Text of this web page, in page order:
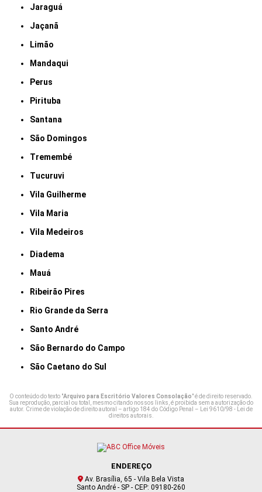
Jaraguá
Jaçanã
Limão
Mandaqui
Perus
Pirituba
Santana
São Domingos
Tremembé
Tucuruvi
Vila Guilherme
Vila Maria
Vila Medeiros
Diadema
Mauá
Ribeirão Pires
Rio Grande da Serra
Santo André
São Bernardo do Campo
São Caetano do Sul
O conteúdo do texto "Arquivo para Escritório Valores Consolação" é de direito reservado.
Sua reprodução, parcial ou total, mesmo citando nossos links, é proibida sem a autorização do
autor. Crime de violação de direito autoral – artigo 184 do Código Penal – Lei 9610/98 - Lei de
direitos autorais.
ENDEREÇO
Av. Brasília, 65 - Vila Bela Vista
Santo André - SP - CEP: 09180-260